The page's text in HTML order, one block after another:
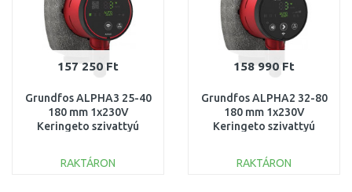
157 250 Ft
Grundfos ALPHA3 25-40
180 mm 1x230V
Keringeto szivattyú
RAKTÁRON
158 990 Ft
Grundfos ALPHA2 32-80
180 mm 1x230V
Keringeto szivattyú
RAKTÁRON